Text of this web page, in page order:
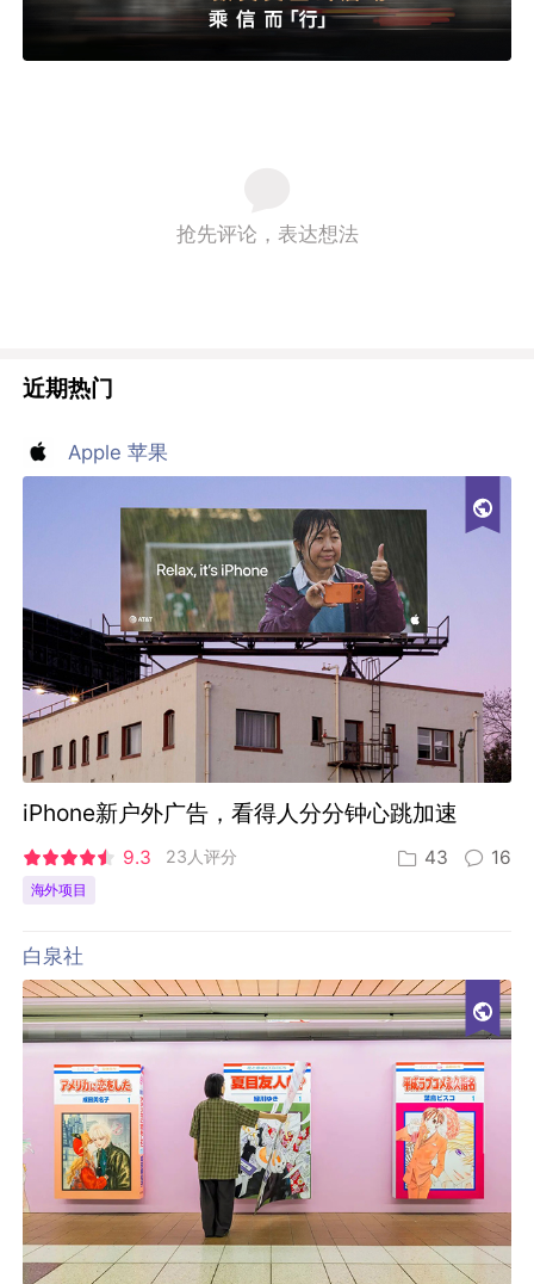
抢先评论，表达想法
近期热门
Apple 苹果
iPhone新户外广告，看得人分分钟心跳加速
9.3 23人评分 43 16
海外项目
白泉社